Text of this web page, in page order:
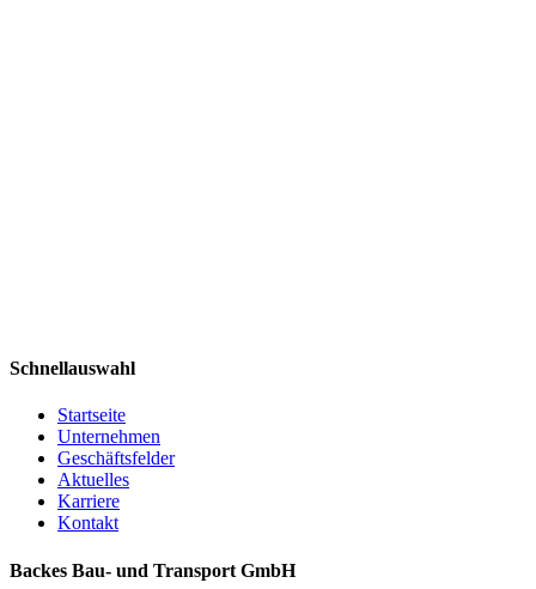
Schnellauswahl
Startseite
Unternehmen
Geschäftsfelder
Aktuelles
Karriere
Kontakt
Backes Bau- und Transport GmbH